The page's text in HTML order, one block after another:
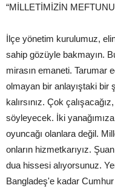
“MİLLETİMİZİN
İlçe yönetim kurulumuz,
sahip gözüyle bakmayın.
mirasın emaneti. Tarumar
olmayan bir anlayıştaki bir
kalırsınız. Çok
söyleyecek. İki
oyuncağı olanlara değil.
onların hizmetkarıyız.
dua hissesi alıyorsunuz.
Bangladeş'e kadar